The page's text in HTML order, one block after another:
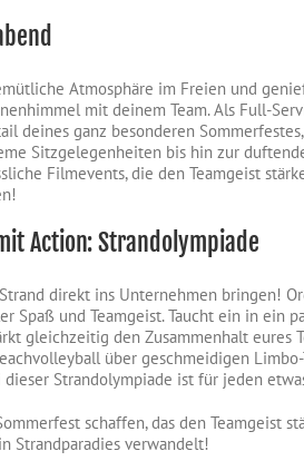
Atmosphäre im Freien und
mit deinem Team. Als Full-
deines ganz besonderen
Sitzgelegenheiten bis hin zur
Filmevents, die den Teamgeist
Action: Strandolympiade
direkt ins Unternehmen bringen!
Spaß und Teamgeist. Taucht ein in ein
gleichzeitig den Zusammenhalt eures
über geschmeidigen
Strandolympiade ist für jeden
schaffen, das den Teamgeist
Strandparadies verwandelt!